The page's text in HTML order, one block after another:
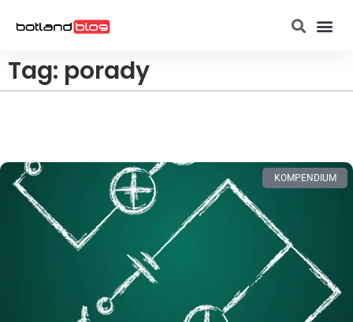
Tag: porady
KOMPENDIUM